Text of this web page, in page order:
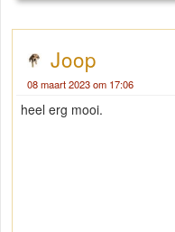
Joop
08 maart 2023 om 17:06
heel erg mooi.